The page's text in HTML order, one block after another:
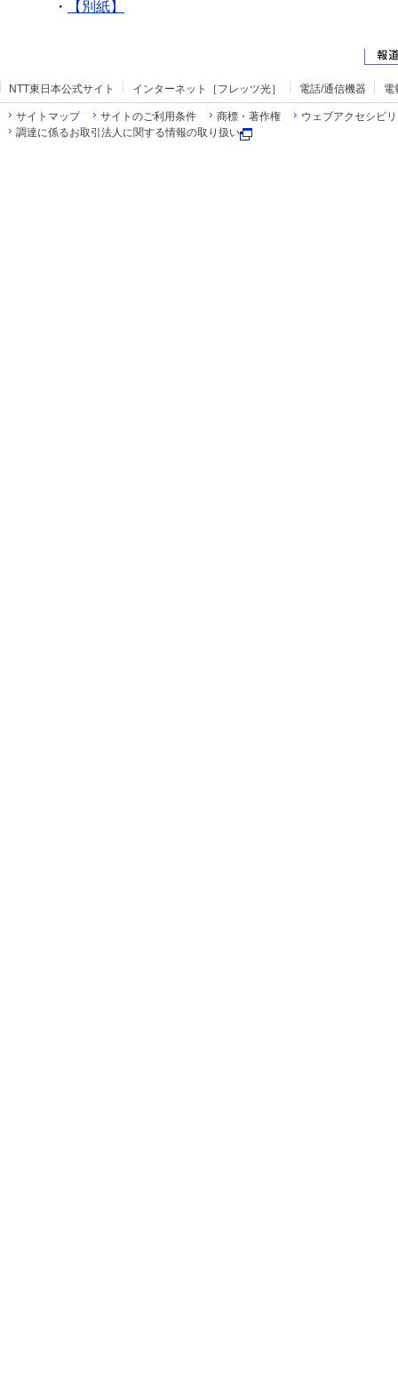
・ 【別紙】
NTT東日本公式サイト インターネット［フレッツ光］ 電話/通信機器 電
サイトマップ サイトのご利用条件 商標・著作権
ウェブアクセシビ
調達に係るお取引法人に関する情報の取り扱い